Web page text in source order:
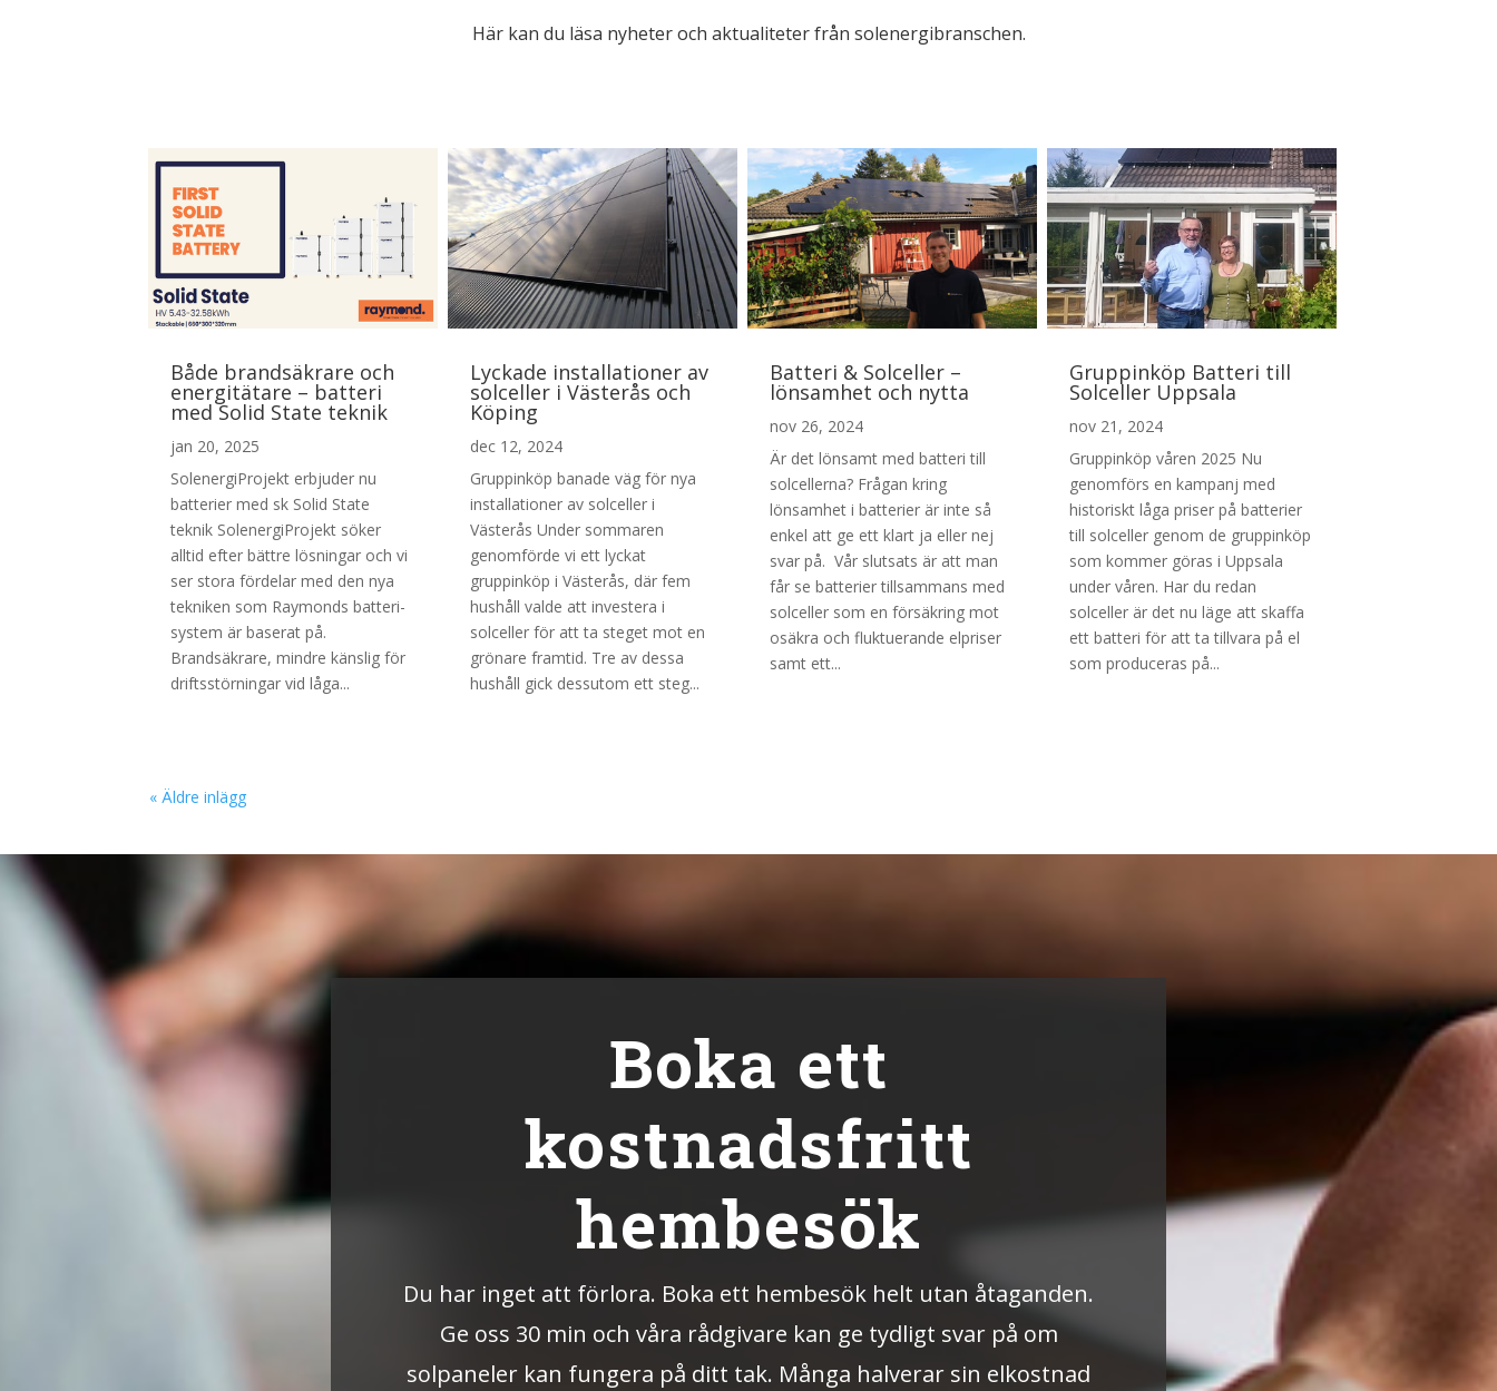
Här kan du läsa nyheter och aktualiteter från solenergibranschen.
Både brandsäkrare och
energitätare – batteri
med Solid State teknik
jan 20, 2025
SolenergiProjekt erbjuder nu
batterier med sk Solid State
teknik SolenergiProjekt söker
alltid efter bättre lösningar och vi
ser stora fördelar med den nya
tekniken som Raymonds batteri-
system är baserat på.
Brandsäkrare, mindre känslig för
driftsstörningar vid låga...
Lyckade installationer av
solceller i Västerås och
Köping
dec 12, 2024
Gruppinköp banade väg för nya
installationer av solceller i
Västerås Under sommaren
genomförde vi ett lyckat
gruppinköp i Västerås, där fem
hushåll valde att investera i
solceller för att ta steget mot en
grönare framtid. Tre av dessa
hushåll gick dessutom ett steg...
Batteri & Solceller –
lönsamhet och nytta
nov 26, 2024
Är det lönsamt med batteri till
solcellerna? Frågan kring
lönsamhet i batterier är inte så
enkel att ge ett klart ja eller nej
svar på. Vår slutsats är att man
får se batterier tillsammans med
solceller som en försäkring mot
osäkra och fluktuerande elpriser
samt ett...
Gruppinköp Batteri till
Solceller Uppsala
nov 21, 2024
Gruppinköp våren 2025 Nu
genomförs en kampanj med
historiskt låga priser på batterier
till solceller genom de gruppinköp
som kommer göras i Uppsala
under våren. Har du redan
solceller är det nu läge att skaffa
ett batteri för att ta tillvara på el
som produceras på...
« Äldre inlägg
Boka ett
kostnadsfritt
hembesök
Du har inget att förlora. Boka ett hembesök helt utan åtaganden.
Ge oss 30 min och våra rådgivare kan ge tydligt svar på om
solpaneler kan fungera på ditt tak. Många halverar sin elkostnad